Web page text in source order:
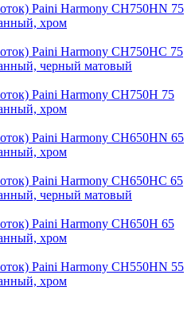
Paini Harmony CH750HN 75
хром
Paini Harmony CH750HC 75
черный матовый
Paini Harmony CH750H 75
хром
Paini Harmony CH650HN 65
хром
Paini Harmony CH650HC 65
черный матовый
Paini Harmony CH650H 65
хром
Paini Harmony CH550HN 55
хром